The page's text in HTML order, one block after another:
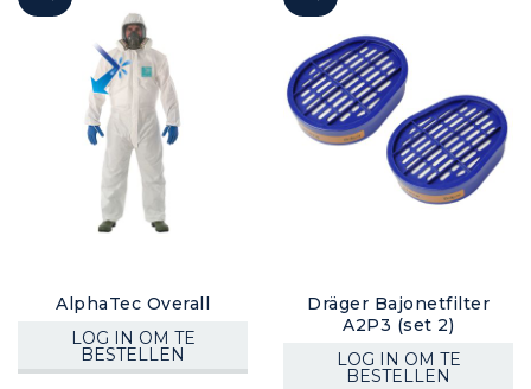
laag
sorteren
AlphaTec Overall
LOG IN OM TE
BESTELLEN
Dräger Bajonetfilter
A2P3 (set 2)
LOG IN OM TE
BESTELLEN